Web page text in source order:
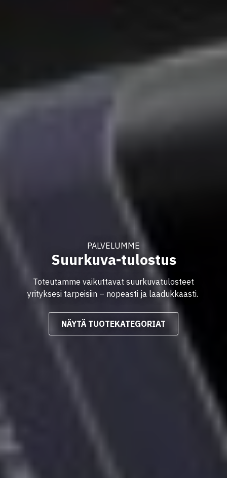
PALVELUMME
Suurkuva-tulostus
Toteutamme vaikuttavat suurkuvatulosteet
yrityksesi tarpeisiin – nopeasti ja laadukkaasti.
NÄYTÄ TUOTEKATEGORIAT